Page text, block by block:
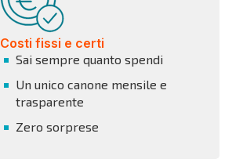
Costi fissi e certi
Sai sempre quanto spendi
Un unico canone mensile e
trasparente
Zero sorprese